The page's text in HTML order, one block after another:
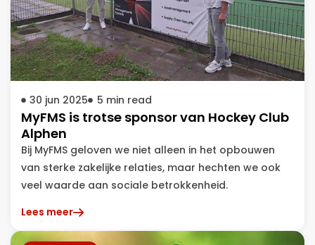
30 jun 2025 5 min read
MyFMS is trotse sponsor van Hockey Club
Alphen
Bij MyFMS geloven we niet alleen in het opbouwen
van sterke zakelijke relaties, maar hechten we ook
veel waarde aan sociale betrokkenheid.
Lees meer